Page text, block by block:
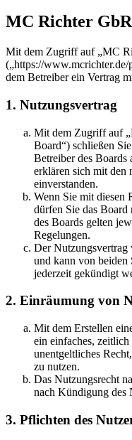
MC Richter
Mit dem Zugriff auf „MC
(„https://
dem Betreiber ein Vertrag
1. Nutzungsvertrag
Mit dem Zugriff auf
Board“) schließen
Betreiber des Boards
erklären sich mit den
einverstanden.
Wenn Sie mit diesen
dürfen Sie das
des Boards gelten
Regelungen.
Der Nutzungsvertrag
und kann von beiden
jederzeit gekündigt
2. Einräumung von
Mit dem Erstellen
ein einfaches,
unentgeltliches
zu nutzen.
Das Nutzungsrecht
nach Kündigung des
3. Pflichten des